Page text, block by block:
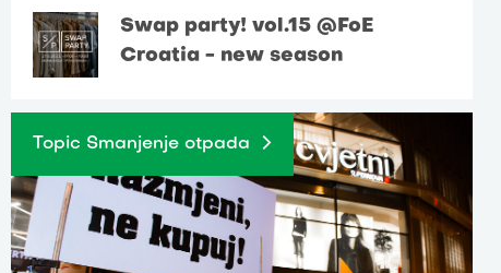
Swap party! vol.15 @FoE
Croatia - new season
Topic Smanjenje otpada